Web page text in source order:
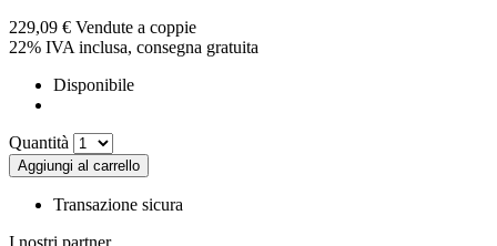
229,09 € Vendute a coppie
22% IVA inclusa, consegna gratuita
Disponibile
Quantità
Aggiungi al carrello
Transazione sicura
I nostri partner